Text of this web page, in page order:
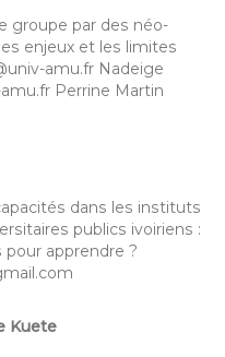
groupe par des néo-
enjeux et les limites
amu.fr Nadeige
Perrine Martin
dans les instituts
publics ivoiriens :
pour apprendre ?
Kuete